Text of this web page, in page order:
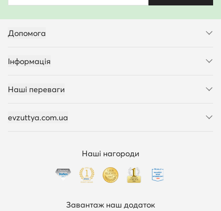
Допомога
Інформація
Наші переваги
evzuttya.com.ua
Наші нагороди
Завантаж наш додаток